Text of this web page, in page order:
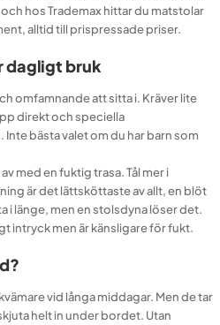
hos Trademax hittar du matstolar
alltid till prispressade priser.
dagligt bruk
omfamnande att sitta i. Kräver lite
direkt och speciella
bästa valet om du har barn som
med en fuktig trasa. Tål mer i
är det lättsköttaste av allt, en blöt
i länge, men en stolsdyna löser det.
intryck men är känsligare för fukt.
vid långa middagar. Men de tar
helt in under bordet. Utan